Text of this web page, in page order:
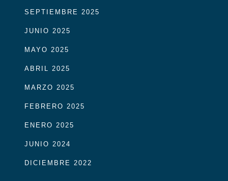
SEPTIEMBRE 2025
JUNIO 2025
MAYO 2025
ABRIL 2025
MARZO 2025
FEBRERO 2025
ENERO 2025
JUNIO 2024
DICIEMBRE 2022